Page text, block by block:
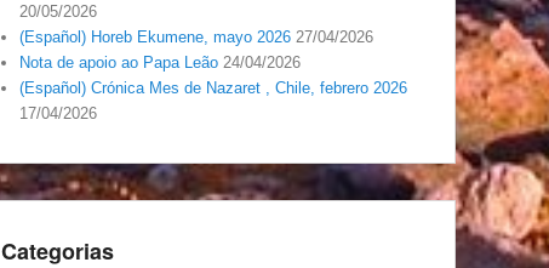
20/05/2026
(Español) Horeb Ekumene, mayo 2026 27/04/2026
Nota de apoio ao Papa Leão 24/04/2026
(Español) Crónica Mes de Nazaret , Chile, febrero 2026
17/04/2026
Categorias